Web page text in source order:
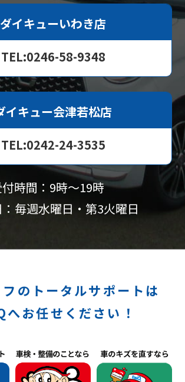
ダイキューいわき店
TEL:0246-58-9348
イキュー会津若松店
TEL:0242-24-3535
付時間：9時〜19時
毎週水曜日・第3火曜日
のトータルサポートは
お任せください！